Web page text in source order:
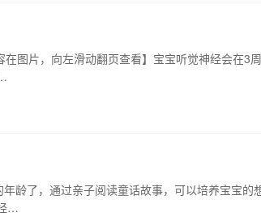
图片，向左滑动翻页查看】宝宝听觉神经会在3周
龄了，通过亲子阅读童话故事，可以培养宝宝的
…